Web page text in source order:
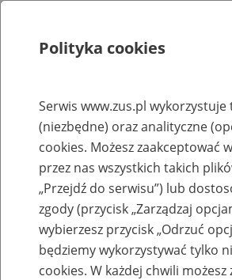
Rejestry, ewidencje i archiwa
Baza zlikwidowanych
przekształconych
Nazwa zakładu pracy:
Polityka cookies
Serwis www.zus.pl wykorzystuje
(niezbędne) oraz analityczne
cookies. Możesz zaakceptować
przez nas wszystkich takich
„Przejdź do serwisu”) lub
zgody (przycisk „Zarządzaj
wybierzesz przycisk „Odrzuć
będziemy wykorzystywać tylko
cookies. W każdej chwili